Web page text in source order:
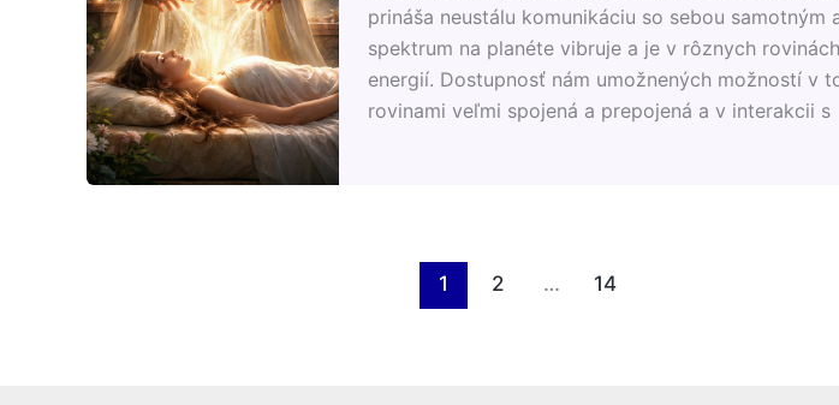
prináša neustálu komunikáciu so sebou samotným
spektrum na planéte vibruje a je v rôznych
energií. Dostupnosť nám umožnených možností v
rovinami veľmi spojená a prepojená a v interakcii s
1 2 … 14